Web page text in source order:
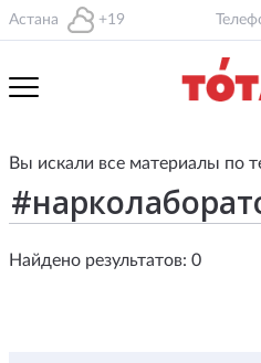
Астана +19
Вы искали все материалы по
Найдено результатов: 0